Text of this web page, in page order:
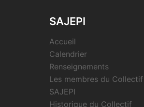
SAJEPI
Accueil
Calendrier
Renseignements
Les membres du Collectif
SAJEPI
Historique du Collectif